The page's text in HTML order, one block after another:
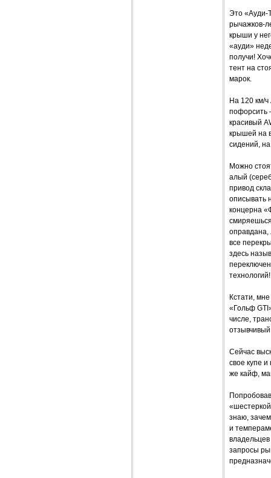
Это «Ауди-
рычажков-
крыши у
«ауди»
получи!
тент на
марок.
На 120 км/
пофорсить
красивый
крышей на
сидений,
Можно
алый
привод
описывать
концерна
оправдана,
все
здесь
технологий!
Кстати,
«Гольф
числе,
Сейчас
свое купе
же кайф,
знаю,
и
запросы